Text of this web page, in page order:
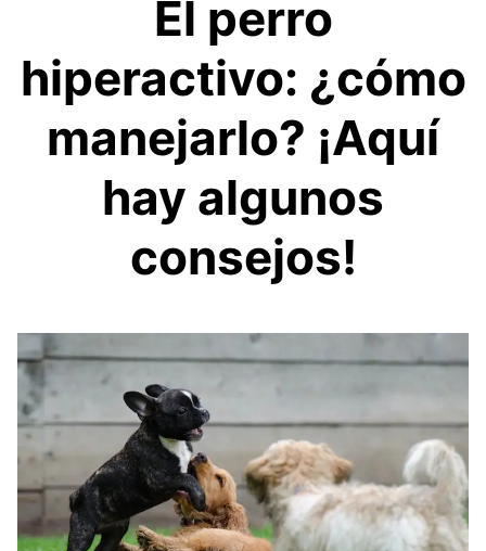
El perro
hiperactivo: ¿cómo
manejarlo? ¡Aquí
hay algunos
consejos!